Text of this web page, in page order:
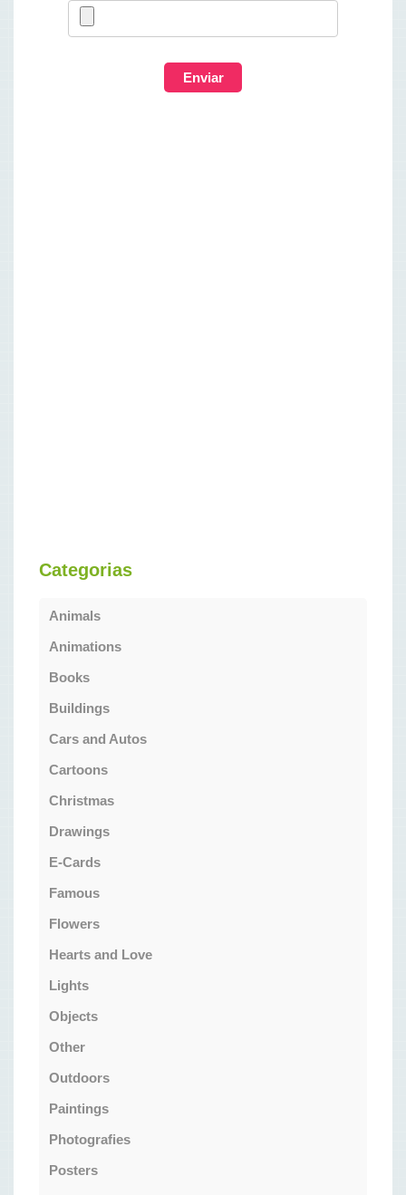
Categorias
Animals
Animations
Books
Buildings
Cars and Autos
Cartoons
Christmas
Drawings
E-Cards
Famous
Flowers
Hearts and Love
Lights
Objects
Other
Outdoors
Paintings
Photografies
Posters